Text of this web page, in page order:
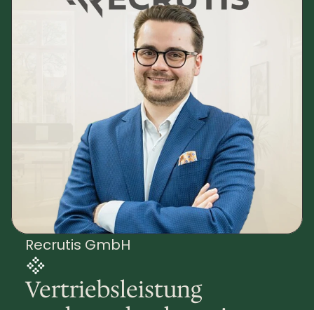
Recrutis GmbH
Vertriebsleistung